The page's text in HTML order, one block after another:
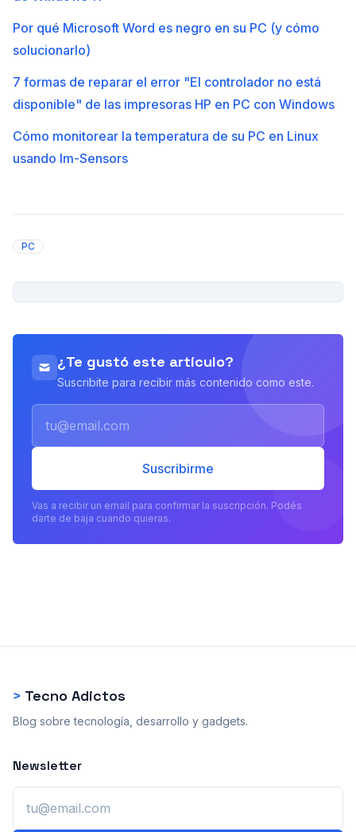
Por qué Microsoft Word es negro en su PC (y cómo
solucionarlo)
7 formas de reparar el error "El controlador no está
disponible" de las impresoras HP en PC con Windows
Cómo monitorear la temperatura de su PC en Linux
usando lm-Sensors
PC
¿Te gustó este artículo?
Suscribite para recibir más contenido como este.
Suscribirme
Vas a recibir un email para confirmar la suscripción. Podés
darte de baja cuando quieras.
> Tecno Adictos
Blog sobre tecnología, desarrollo y gadgets.
Newsletter